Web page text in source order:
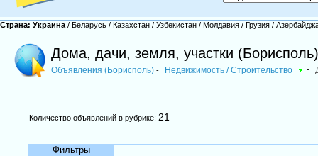
Страна: Украина / Беларусь / Казахстан / Узбекистан / Молдавия / Грузия /
Дома, дачи, земля, участки (Борисполь)
Объявления (Борисполь) - Недвижимость / Строительство -
Количество объявлений в рубрике: 21
Фильтры